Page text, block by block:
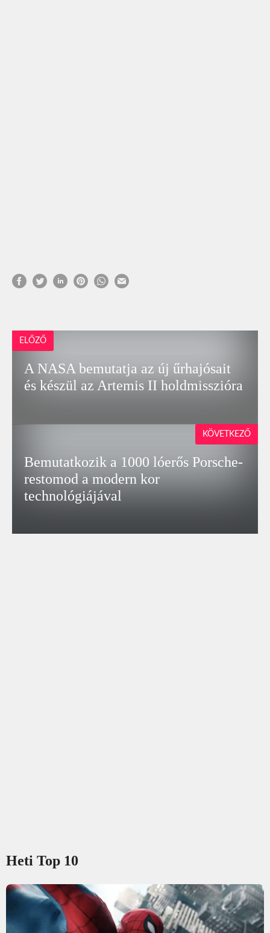
ELŐZŐ
A NASA bemutatja az új űrhajósait
és készül az Artemis II holdmisszióra
Bemutatkozik a 1000 lóerős Porsche-
restomod a modern kor
technológiájával
KÖVETKEZŐ
Heti Top 10